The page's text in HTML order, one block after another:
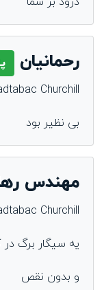
رحمانیان
Churchill
بی نظیر بود
مهندس
Churchill
یه سیگار برگ
و بدون نقص